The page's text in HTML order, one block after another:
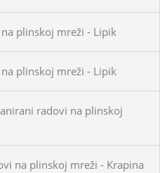
plinskoj mreži - Lipik
plinskoj mreži - Lipik
radovi na plinskoj
na plinskoj mreži - Krapina